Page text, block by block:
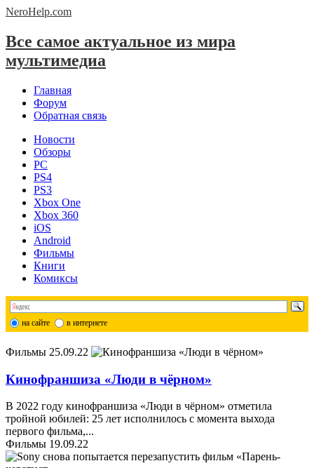
NeroHelp.com
Все самое актуальное из мира
мультимедиа
Главная
Форум
Обратная связь
Новости
Обзоры
PC
PS4
PS3
Xbox One
Xbox 360
iOS
Android
Фильмы
Книги
Комиксы
на сайте в интернете
Фильмы 25.09.22
Кинофраншиза «Люди в чёрном»
В 2022 году кинофраншиза «Люди в чёрном» отметила
тройной юбилей: 25 лет исполнилось с момента выхода
первого фильма,...
Фильмы 19.09.22